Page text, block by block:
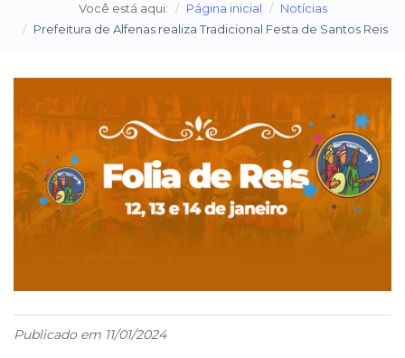
Você está aqui: Página inicial
Notícias
Prefeitura de Alfenas realiza Tradicional Festa de Santos Reis
Publicado em 11/01/2024